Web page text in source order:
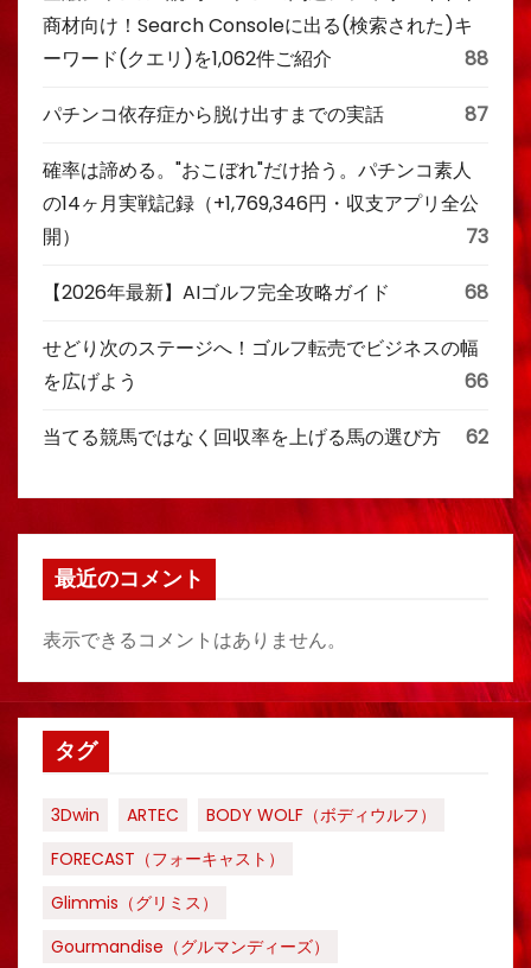
商材向け！Search Consoleに出る(検索された)キ
ーワード(クエリ)を1,062件ご紹介
88
パチンコ依存症から脱け出すまでの実話 87
確率は諦める。"おこぼれ"だけ拾う。パチンコ素人
の14ヶ月実戦記録（+1,769,346円・収支アプリ全公
開）
73
【2026年最新】AIゴルフ完全攻略ガイド 68
せどり次のステージへ！ゴルフ転売でビジネスの幅
を広げよう
66
当てる競馬ではなく回収率を上げる馬の選び方 62
最近のコメント
表示できるコメントはありません。
タグ
3Dwin ARTEC
BODY WOLF（ボディウルフ）
FORECAST（フォーキャスト）
Glimmis（グリミス）
Gourmandise（グルマンディーズ）